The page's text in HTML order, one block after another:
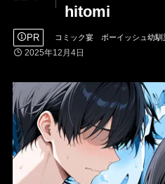
hitomi
PR コミック宴 ボーイッシュ幼
2025年12月4日